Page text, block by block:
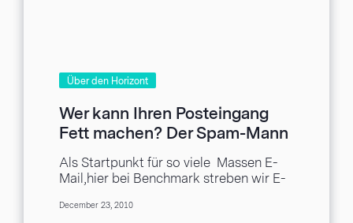
Über den Horizont
Wer kann Ihren Posteingang
Fett machen? Der Spam-Mann
kann (Teil 2)
Als Startpunkt für so viele Massen E-
Mail,hier bei Benchmark streben wir E-
wahren. Deshalb ist es...
December 23, 2010